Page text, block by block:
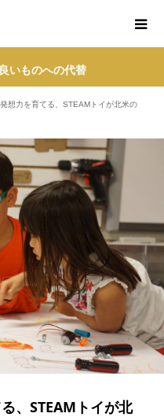
いものへの代替
想力を育てる、STEAMトイが北米の
、STEAMトイが北